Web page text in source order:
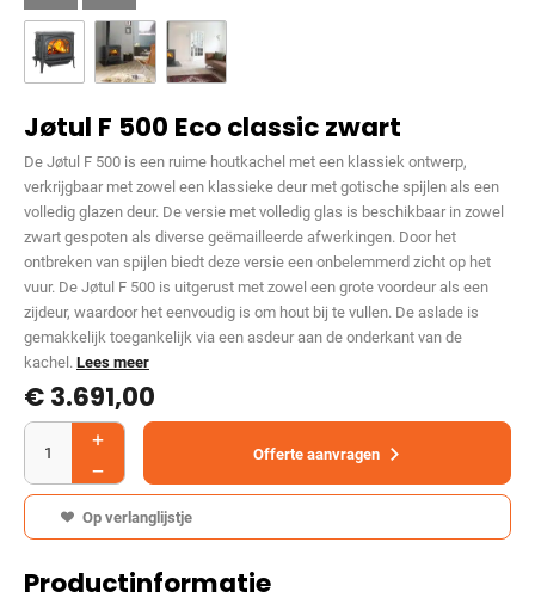
Jøtul F 500 Eco classic zwart
De Jøtul F 500 is een ruime houtkachel met een klassiek ontwerp,
verkrijgbaar met zowel een klassieke deur met gotische spijlen als een
volledig glazen deur. De versie met volledig glas is beschikbaar in zowel
zwart gespoten als diverse geëmailleerde afwerkingen. Door het
ontbreken van spijlen biedt deze versie een onbelemmerd zicht op het
vuur. De Jøtul F 500 is uitgerust met zowel een grote voordeur als een
zijdeur, waardoor het eenvoudig is om hout bij te vullen. De aslade is
gemakkelijk toegankelijk via een asdeur aan de onderkant van de
kachel. Lees meer
€3.691,00
Offerte aanvragen
Op verlanglijstje
Productinformatie